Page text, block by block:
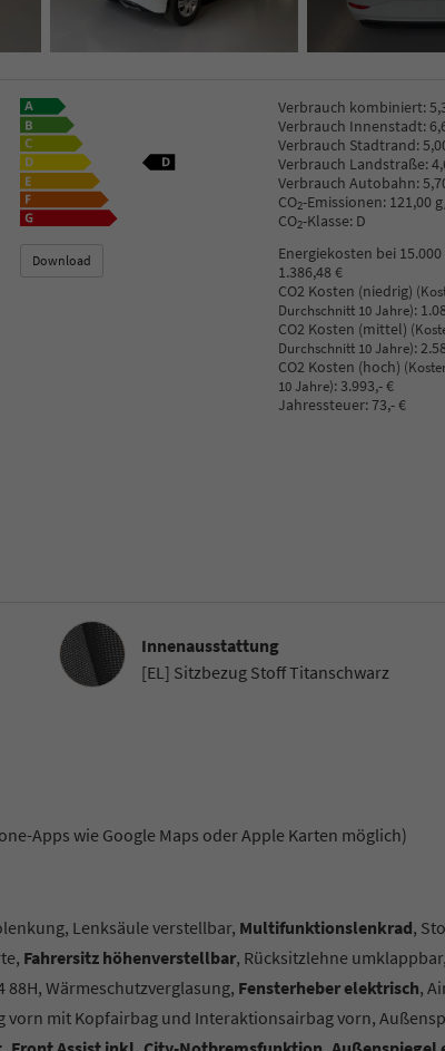
Verbrauch kombiniert:
Verbrauch Innenstadt:
Verbrauch Stadtrand:
Verbrauch Landstraße:
Verbrauch Autobahn:
CO2-Emissionen: 121,00
CO2-Klasse: D
Download
Energiekosten bei
1.386,48 €
CO2 Kosten (niedrig)
Durchschnitt 10 Jahre):
CO2 Kosten (mittel)
Durchschnitt 10 Jahre):
CO2 Kosten (hoch)
10 Jahre):3.993,- €
Jahressteuer:73,- €
InnenausstattungInnenausstattung
[EL] Sitzbezug Stoff Titanschwarz
Apps wie Google Maps oder Apple Karten möglich)
Lenksäule verstellbar, Multifunktionslenkrad,
Fahrersitz höhenverstellbar, Rücksitzlehne
88H, Wärmeschutzverglasung, Fensterheber elektrisch,
mit Kopfairbag und Interaktionsairbag vorn,